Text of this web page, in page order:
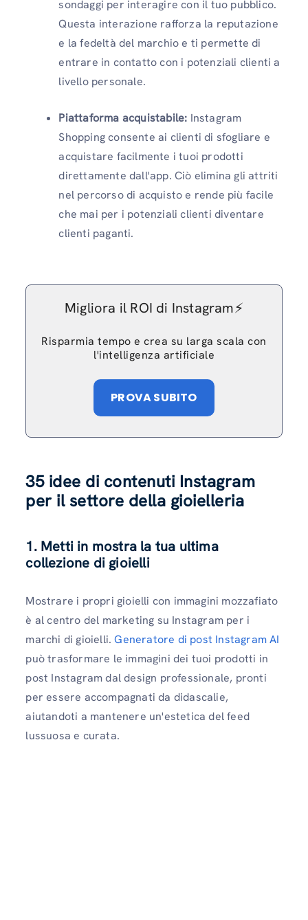
sondaggi per interagire con il tuo pubblico.
Questa interazione rafforza la reputazione
e la fedeltà del marchio e ti permette di
entrare in contatto con i potenziali clienti a
livello personale.
Piattaforma acquistabile: Instagram
Shopping consente ai clienti di sfogliare e
acquistare facilmente i tuoi prodotti
direttamente dall'app. Ciò elimina gli attriti
nel percorso di acquisto e rende più facile
che mai per i potenziali clienti diventare
clienti paganti.
Migliora il ROI di Instagram⚡️
Risparmia tempo e crea su larga scala con
l'intelligenza artificiale
PROVA SUBITO
35 idee di contenuti Instagram
per il settore della gioielleria
1. Metti in mostra la tua ultima
collezione di gioielli
Mostrare i propri gioielli con immagini mozzafiato
è al centro del marketing su Instagram per i
marchi di gioielli.Generatore di post Instagram AI
può trasformare le immagini dei tuoi prodotti in
post Instagram dal design professionale, pronti
per essere accompagnati da didascalie,
aiutandoti a mantenere un'estetica del feed
lussuosa e curata.